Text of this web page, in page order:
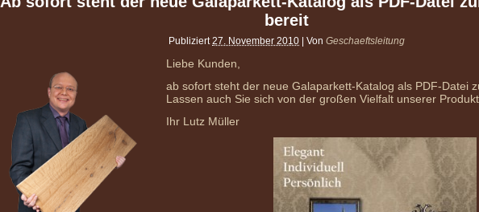
bereit
Publiziert 27. November 2010 Von Geschaeftsleitung
Liebe Kunden,
ab sofort steht der neue Galaparkett-Katalog als PDF-Datei
Lassen auch Sie sich von der großen Vielfalt unserer
Ihr Lutz Müller